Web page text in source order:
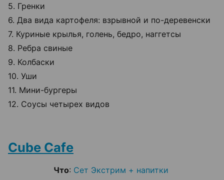
5. Гренки
6. Два вида картофеля: взрывной и по-деревенски
7. Куриные крылья, голень, бедро, наггетсы
8. Ребра свиные
9. Колбаски
10. Уши
11. Мини-бургеры
12. Соусы четырех видов
Cube Cafe
Что: Сет Экстрим + напитки